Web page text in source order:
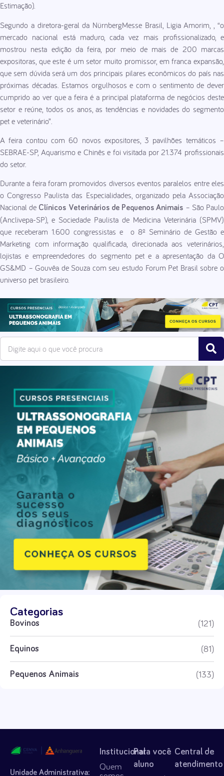
Estimação).
Segundo a diretora-geral da NürnbergMesse Brasil, Ligia Amorim, , “o
mercado nacional está maduro, cada vez mais profissionalizado, e
mostrou nesta edição da feira, por meio de mais de 200 marcas
expositoras, que este é um setor muito promissor, em franca expansão,
que sem dúvida será um dos principais pilares econômicos do país nas
próximas décadas. Estamos orgulhosos e com o sentimento de dever
cumprido ao ver que a feira é a principal plataforma de negócios deste
setor e reúne, todos os anos, as tendências e novidades do segmento
pet e veterinário”.
A feira contou com 60 novos expositores, 3 pavilhões temáticos –
SEBRAE-SP, Aquarismo e Chinês e foi visitada por 21.374 profissionais
do setor.
Durante a feira foram promovidos diversos eventos paralelos entre eles
o Congresso Paulista das Especialidades, organizado pela Associação
Nacional de Clínicos Veterinários de Pequenos Animais – São Paulo
(Anclivepa-SP), e Sociedade Paulista de Medicina Veterinária (SPMV)
que receberam 1.600 congressistas e o 8º Seminário de Gestão e
Marketing com informação qualificada, direcionada aos veterinários,
lojistas e empreendedores do segmento pet e a apresentação da O
GS&MD – Gouvêa de Souza com seu estudo Forum Pet Brasil sobre o
universo pet brasileiro.
Categorias
Bovinos (121)
Equinos (81)
Pequenos Animais (133)
Unidade Administrativa:
Institucional
Quem
Para você
aluno
Central de
atendimento